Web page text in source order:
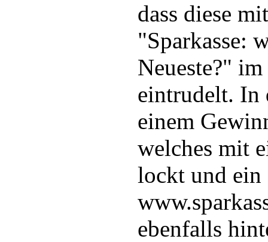
dass diese
"Sparkasse:
Neueste?"
eintrudelt. In
einem
welches mit
lockt und
ebenfalls